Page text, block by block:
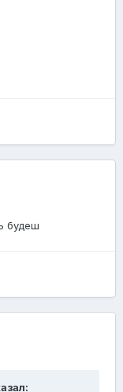
будеш